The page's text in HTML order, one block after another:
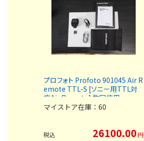
プロフォト Profoto 901045 Air R
emote TTL-S [ソニー用TTL対
応Air Remote] 数回使用
マイストア在庫： 60
税込 26100.00円